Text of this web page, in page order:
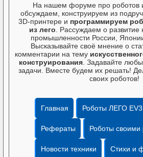
На нашем форуме про роботов
обсуждаем, конструируем из
3D-принтере и программируем
из лего . Рассуждаем о развитие
промышленности России,
Высказывайте своё мнение о
комментарии на тему
конструирования. Задавайте
задачи. Вместе будем их решать!
своих роботов!
Главная Роботы ЛЕГО
Рефераты Роботы своими
Новости техники Стихи и